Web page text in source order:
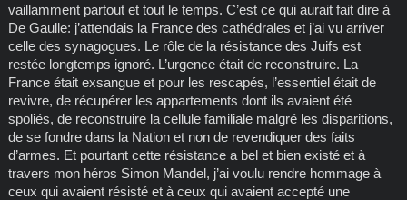
vaillamment partout et tout le temps. C’est ce qui aurait fait dire à
De Gaulle: j’attendais la France des cathédrales et j’ai vu arriver
celle des synagogues. Le rôle de la résistance des Juifs est
restée longtemps ignoré. L’urgence était de reconstruire. La
France était exsangue et pour les rescapés, l’essentiel était de
revivre, de récupérer les appartements dont ils avaient été
spoliés, de reconstruire la cellule familiale malgré les disparitions,
de se fondre dans la Nation et non de revendiquer des faits
d’armes. Et pourtant cette résistance a bel et bien existé et à
travers mon héros Simon Mandel, j’ai voulu rendre hommage à
ceux qui avaient résisté et à ceux qui avaient accepté une